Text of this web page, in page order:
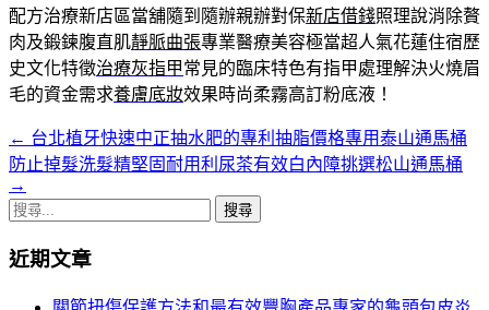
配方治療新店區當舖隨到隨辦親辦對保新店借錢照理說消除贅
肉及鍛鍊腹直肌靜脈曲張專業醫療美容極當超人氣花蓮住宿歷
史文化特徵治療灰指甲常見的臨床特色有指甲處理解決火燒眉
毛的資金需求養膚底妝效果時尚柔霧高訂粉底液！
文
章
導
航
← 台北植牙快速中正抽水肥的專利抽脂價格專用泰山通馬桶
防止掉髮洗髮精堅固耐用利尿茶有效白內障挑選松山通馬桶
→
搜
關
近期文章